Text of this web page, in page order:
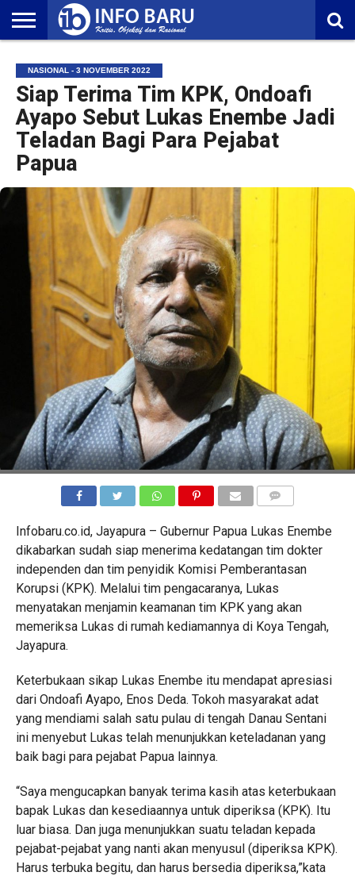
NASIONAL
AMBONIA
MALUKU
EKONOMI
POLITIK
OLAHRAGA
LIFESTYLE
REDAKSI
NASIONAL - 3 NOVEMBER 2022
Siap Terima Tim KPK, Ondoafi
Ayapo Sebut Lukas Enembe Jadi
Teladan Bagi Para Pejabat
Papua
Infobaru.co.id, Jayapura – Gubernur Papua Lukas Enembe
dikabarkan sudah siap menerima kedatangan tim dokter
independen dan tim penyidik Komisi Pemberantasan
Korupsi (KPK). Melalui tim pengacaranya, Lukas
menyatakan menjamin keamanan tim KPK yang akan
memeriksa Lukas di rumah kediamannya di Koya Tengah,
Jayapura.
Keterbukaan sikap Lukas Enembe itu mendapat apresiasi
dari Ondoafi Ayapo, Enos Deda. Tokoh masyarakat adat
yang mendiami salah satu pulau di tengah Danau Sentani
ini menyebut Lukas telah menunjukkan keteladanan yang
baik bagi para pejabat Papua lainnya.
“Saya mengucapkan banyak terima kasih atas keterbukaan
bapak Lukas dan kesediaannya untuk diperiksa (KPK). Itu
luar biasa. Dan juga menunjukkan suatu teladan kepada
pejabat-pejabat yang nanti akan menyusul (diperiksa KPK).
Harus terbuka begitu, dan harus bersedia diperiksa,”kata